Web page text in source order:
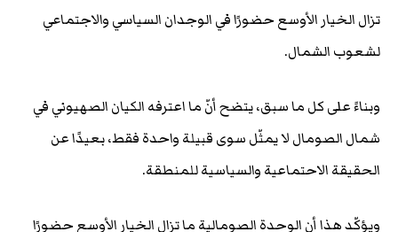
تزال الخيار الأوسع حضورًا في الوجدان السياسي والاجتماعي
لشعوب الشمال.
وبناءً على كل ما سبق، يتضح أنّ ما اعترفه الكيان الصهيوني في
شمال الصومال لا يمثّل سوى قبيلة واحدة فقط، بعيدًا عن
الحقيقة الاحتماعية والسياسية للمنطقة.
ويؤكّد هذا أن الوحدة الصومالية ما تزال الخيار الأوسع حضورًا